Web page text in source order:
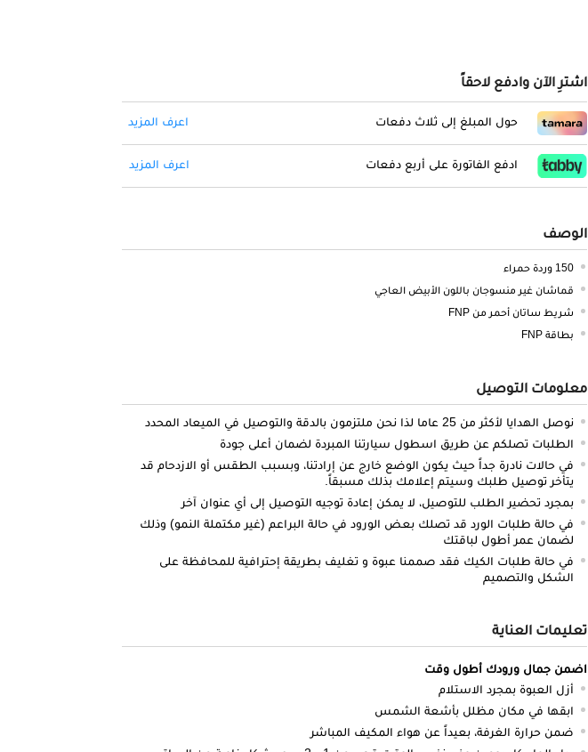
اشترِ الآن وادفع لاحقاً
حول المبلغ إلى ثلاث دفعات اعرف المزيد
ادفع الفاتورة على أربع دفعات اعرف المزيد
الوصف
150 وردة حمراء
قماشان غير منسوجان باللون الأبيض العاجي
شريط ساتان أحمر من FNP
بطاقة FNP
معلومات التوصيل
نوصل الهدايا لأكثر من 25 عاما لذا نحن ملتزمون بالدقة والتوصيل في الميعاد المحدد
الطلبات تصلكم عن طريق اسطول سيارتنا المبردة لضمان أعلى جودة
في حالات نادرة جداً حيث يكون الوضع خارج عن إرادتنا، وبسبب الطقس أو الازدحام قد
يتأخر توصيل طلبك وسيتم إعلامك بذلك مسبقاً.
بمجرد تحضير الطلب للتوصيل، لا يمكن إعادة توجيه التوصيل إلى أي عنوان آخر
في حالة طلبات الورد قد تصلك بعض الورود في حالة البراعم (غير مكتملة النمو) وذلك
لضمان عمر أطول لباقتك
في حالة طلبات الكيك فقد صممنا عبوة و تغليف بطريقة إحترافية للمحافظة على
الشكل والتصميم
تعليمات العناية
اضمن جمال ورودك أطول وقت
أزل العبوة بمجرد الاستلام
ابقها في مكان مظلل بأشعة الشمس
ضمن حرارة الغرفة، بعيداً عن هواء المكيف المباشر